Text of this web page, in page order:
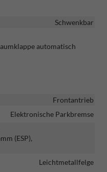
Schwenkbar
automatisch
Frontantrieb
Elektronische Parkbremse
(ESP),
Leichtmetallfelge